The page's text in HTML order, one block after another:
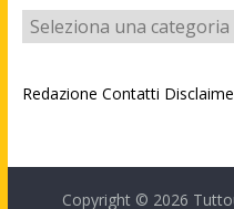
Categorie
Redazione Contatti
Copyright © 2026